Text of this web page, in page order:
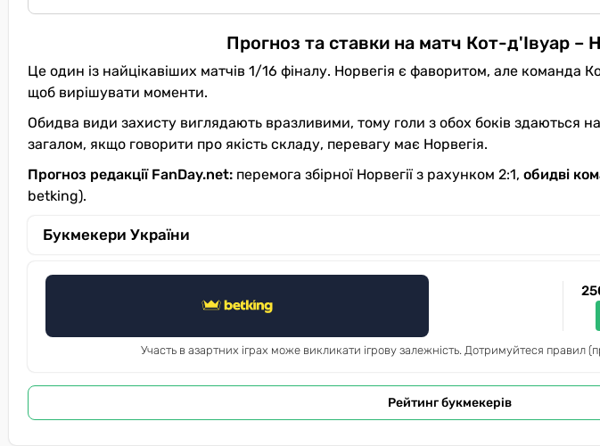
Прогноз та ставки на матч Кот-д'Івуар –
Це один із найцікавіших матчів 1/16 фіналу. Норвегія є фаворитом, але команда
щоб вирішувати моменти.
Обидва види захисту виглядають вразливими, тому голи з обох боків здаються
загалом, якщо говорити про якість складу, перевагу має Норвегія.
Прогноз редакції FanDay.net: перемога збірної Норвегії з рахунком 2:1, обидві
betking).
Букмекери України
Участь в азартних іграх може викликати ігрову залежність. Дотримуйтеся правил
Рейтинг букмекерів